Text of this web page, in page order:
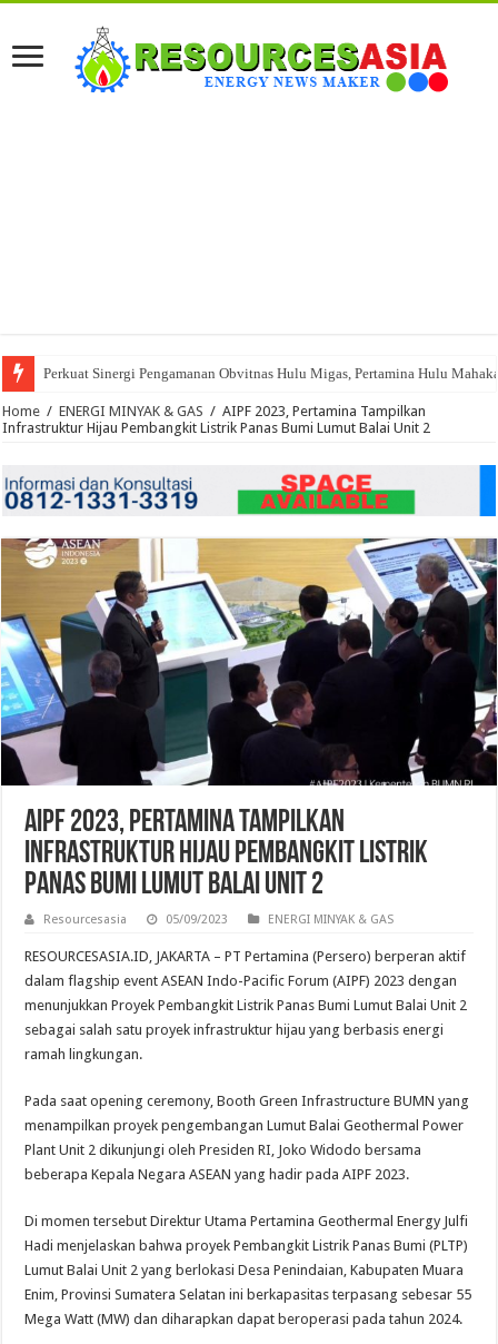
Perkuat Sinergi Pengamanan Obvitnas Hulu Migas, Pertamina Hulu
Home / ENERGI MINYAK & GAS / AIPF 2023, Pertamina Tampilkan
Infrastruktur Hijau Pembangkit Listrik Panas Bumi Lumut Balai Unit 2
AIPF 2023, Pertamina Tampilkan
Infrastruktur Hijau Pembangkit Listrik
Panas Bumi Lumut Balai Unit 2
Resourcesasia 05/09/2023 ENERGI MINYAK & GAS
RESOURCESASIA.ID, JAKARTA – PT Pertamina (Persero) berperan aktif
dalam flagship event ASEAN Indo-Pacific Forum (AIPF) 2023 dengan
menunjukkan Proyek Pembangkit Listrik Panas Bumi Lumut Balai Unit 2
sebagai salah satu proyek infrastruktur hijau yang berbasis energi
ramah lingkungan.
Pada saat opening ceremony, Booth Green Infrastructure BUMN yang
menampilkan proyek pengembangan Lumut Balai Geothermal Power
Plant Unit 2 dikunjungi oleh Presiden RI, Joko Widodo bersama
beberapa Kepala Negara ASEAN yang hadir pada AIPF 2023.
Di momen tersebut Direktur Utama Pertamina Geothermal Energy Julfi
Hadi menjelaskan bahwa proyek Pembangkit Listrik Panas Bumi (PLTP)
Lumut Balai Unit 2 yang berlokasi Desa Penindaian, Kabupaten Muara
Enim, Provinsi Sumatera Selatan ini berkapasitas terpasang sebesar 55
Mega Watt (MW) dan diharapkan dapat beroperasi pada tahun 2024.